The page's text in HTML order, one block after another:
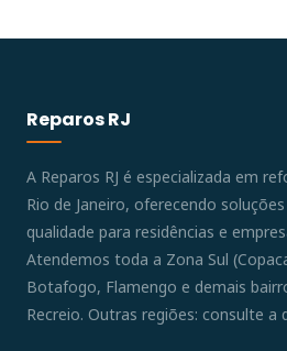
Reparos RJ
A Reparos RJ é especializada em
Rio de Janeiro, oferecendo
qualidade para residências e
Atendemos toda a Zona Sul
Botafogo, Flamengo e demais
Recreio. Outras regiões: consulte a